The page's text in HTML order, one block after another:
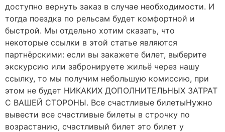
доступно вернуть заказ в случае необходимости. И
тогда поездка по рельсам будет комфортной и
быстрой. Мы отдельно хотим сказать, что
некоторые ссылки в этой статье являются
партнёрскими: если вы закажете билет, выберите
экскурсию или забронируете жильё через нашу
ссылку, то мы получим небольшую комиссию, при
этом не будет НИКАКИХ ДОПОЛНИТЕЛЬНЫХ ЗАТРАТ
С ВАШЕЙ СТОРОНЫ. Все счастливые билетыНужно
вывести все счастливые билеты в строчку по
возрастанию, счастливый билет это билет у